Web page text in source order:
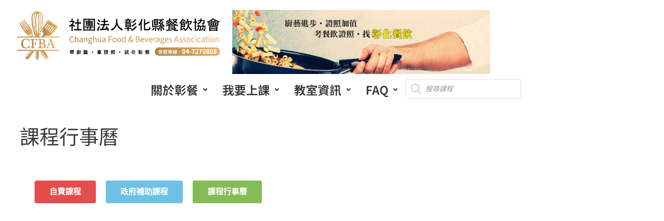
關於彰餐 我要上課 教室資訊 FAQ
課程行事曆
自費課程 政府補助課程 課程行事曆